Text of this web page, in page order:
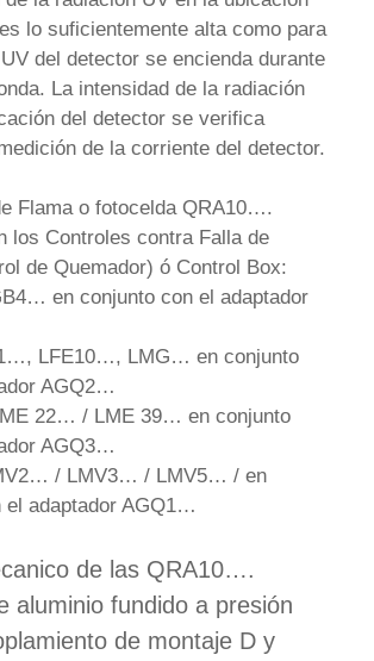
lo suficientemente alta como para
del detector se encienda durante
La intensidad de la radiación
del detector se verifica
de la corriente del detector.
Flama o fotocelda QRA10….
los Controles contra Falla de
de Quemador) ó Control Box:
en conjunto con el adaptador
LFE10…, LMG… en conjunto
AGQ2…
22… / LME 39… en conjunto
AGQ3…
/ LMV3… / LMV5… / en
el adaptador AGQ1…
de las QRA10….
aluminio fundido a presión
de montaje D y